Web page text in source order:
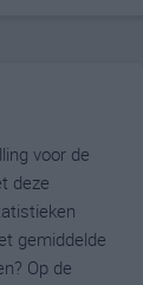
voor de
deze
gemiddelde
Op de